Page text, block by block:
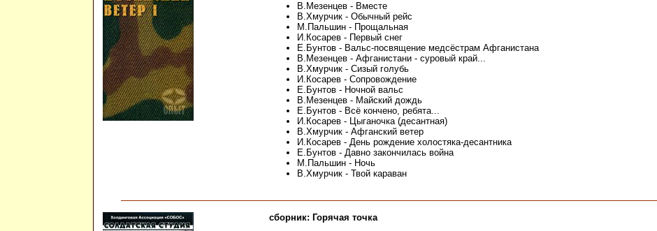
В.Мезенцев - Вместе
В.Хмурчик - Обычный рейс
М.Пальшин - Прощальная
И.Косарев - Первый снег
Е.Бунтов - Вальс-посвящение медсёстрам Афганистана
В.Мезенцев - Афганистани - суровый край...
В.Хмурчик - Сизый голубь
И.Косарев - Сопровождение
Е.Бунтов - Ночной вальс
В.Мезенцев - Майский дождь
Е.Бунтов - Всё кончено, ребята...
И.Косарев - Цыганочка (десантная)
В.Хмурчик - Афганский ветер
И.Косарев - День рождение холостяка-десантника
Е.Бунтов - Давно закончилась война
М.Пальшин - Ночь
В.Хмурчик - Твой караван
сборник: Горячая точка